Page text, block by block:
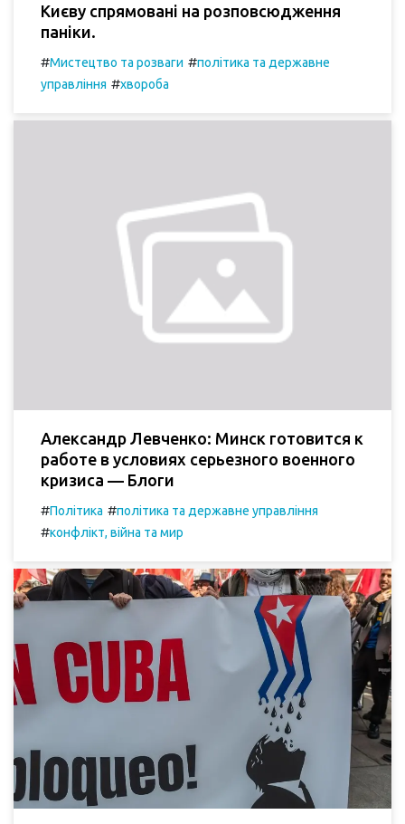
Києву спрямовані на розповсюдження
паніки.
#Мистецтво та розваги #політика та державне
управління #хвороба
Александр Левченко: Минск готовится к
работе в условиях серьезного военного
кризиса — Блоги
#Політика #політика та державне управління
#конфлікт, війна та мир